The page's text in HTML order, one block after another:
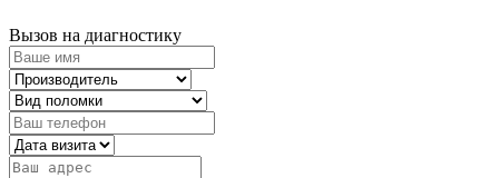
Вызов на диагностику